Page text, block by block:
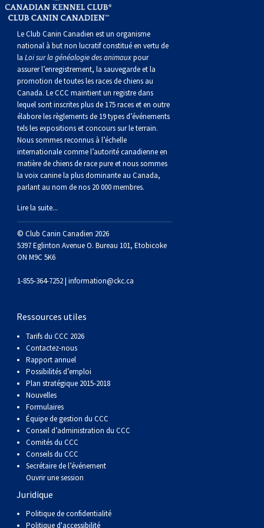
Berger anglais
Berger polonais de plaine
Berger portugais
Puli
Schapendoes néerlandais
Berger Shetland
Chien d’eau espagnol
Vallhund suédois
Pumi
Lapphund suédois
Chien Ibizan
Lévrier irlandais
Norrbottenspets
Elkhound norvégien
Lundehund norvégien
Otterhound
Petit basset griffon vendéen
Pharaoh Hound
Shikoku
Whippet
Chien nu du Pérou (Perro Sin Pelo Del Peru)
Terrier tibétain
Xoloitzcuintli (moyen)
Xoloïtzcuintli (standard)
Setter irlandais
Épagneul cocker américain
Épagneul d’eau américain
Épagneul bleu de Picardie
Épagneul breton
Épagneul Clumber
Épagneul cocker anglais
Épagneul springer anglais
Épagneul d’eau irlandais
Épagneul Sussex
Épagneul springer gallois
Spinone italiano
Vizsla à poil lisse
Vizsla à poil dur
Terrier de Norwich
Terrier du révérend Russell
Terrier chasseur de rat
Terrier Russell
Schnauzer (nain)
Terrier écossais
Terrier Sealyham
Terrier Skye
Terrier gallois
Terrier blanc du West Highland
Caniche (nain)
Carlin
Petit chien russe
Terrier à poil soyeux
Fox terrier miniature
Terrier de Manchester nain
Xoloitzcuintli (nain)
Terrier du Yorkshire
Grand bouvier suisse
Chien du Groenland
Hovawart
Chien d’ours de Carélie
Komondor
Kuvasz
Leonberger
Mastiff
Chien d’eau portugais
Rottweiler
Samoyède
Schnauzer (géant)
Schnauzer (standard)
Husky sibérien
Top Dogs
Le Club Canin Canadien est un organisme
national à but non lucratif constitué en vertu de
la Loi sur la généalogie des animauxpour
assurer l’enregistrement, la sauvegarde et la
promotion de toutes les races de chiens au
Canada. Le CCC maintient un registre dans
lequel sont inscrites plus de 175 races et en outre
élabore les règlements de 19 types d’événements
tels les expositions et concours sur le terrain.
Nous sommes reconnus à l’échelle
internationale comme l’autorité canadienne en
matière de chiens de race pure et nous sommes
la voix canine la plus dominante au Canada,
parlant au nom de nos 20 000 membres.
Lire la suite...
© Club Canin Canadien 2026
5397 Eglinton Avenue O. Bureau 101, Etobicoke
ON M9C 5K6
1-855-364-7252 | information@ckc.ca
Ressources utiles
Tarifs du CCC 2026
Contactez-nous
Rapport annuel
Possibilités d’emploi
Plan stratégique 2015-2018
Nouvelles
Formulaires
Équipe de gestion du CCC
Conseil d’administration du CCC
Comités du CCC
Conseils du CCC
Secrétaire de l’événement
Ouvrir une session
Juridique
Politique de confidentialité
Politique d'accessibilité